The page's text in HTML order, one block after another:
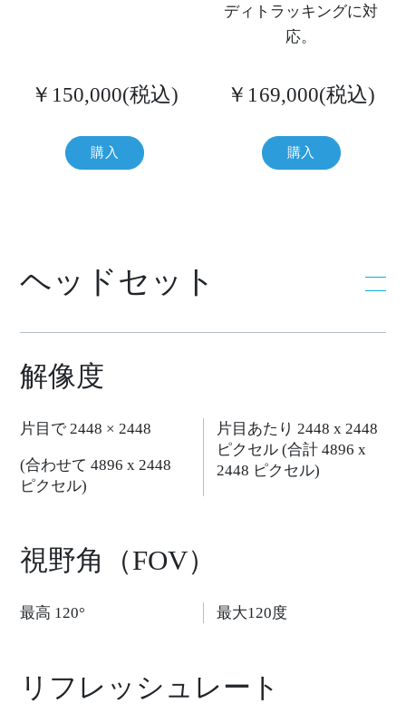
様
し
い
た
だ
け
す。
ディトラッキングに対
応。
￥150,000(税込)
購入
￥169,000(税込)
購入
ヘッドセット
解像度
片目で 2448 × 2448
(合わせて 4896 x 2448
ピクセル)
片目あたり 2448 x 2448
ピクセル (合計 4896 x
2448 ピクセル)
視野角（FOV）
最高 120° 最大120度
リフレッシュレート